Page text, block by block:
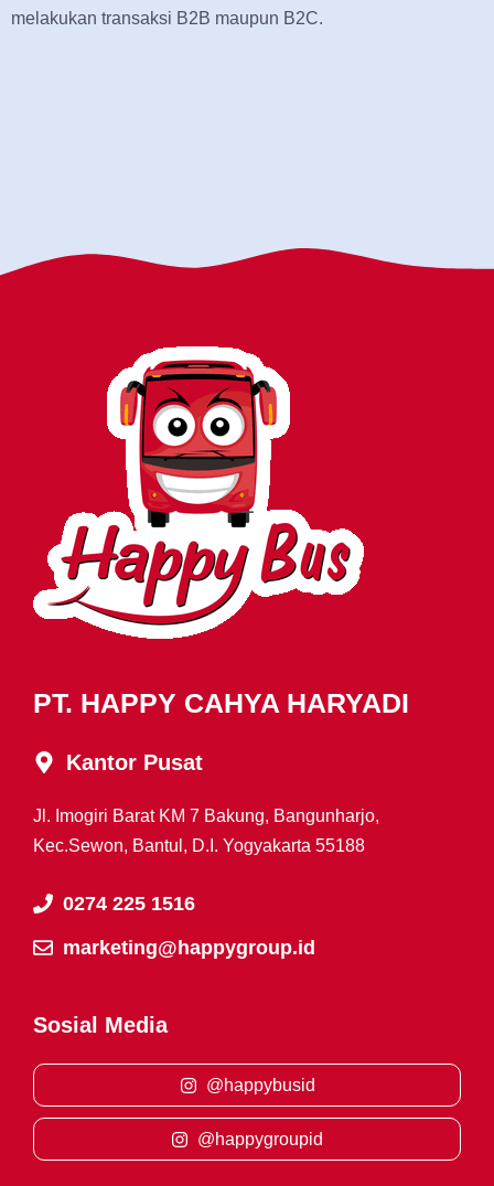
melakukan transaksi B2B maupun B2C.
PT. HAPPY CAHYA HARYADI
Kantor Pusat
Jl. Imogiri Barat KM 7 Bakung, Bangunharjo,
Kec.Sewon, Bantul, D.I. Yogyakarta 55188
0274 225 1516
marketing@happygroup.id
Sosial Media
@happybusid
@happygroupid